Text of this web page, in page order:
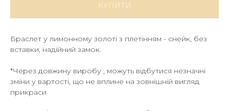
КУПИТИ
Браслет у лимонному золоті з плетінням - снейк, без
вставки, надійний замок.
*Через довжину виробу , можуть відбутися незначні
зміни у вартості, що не вплине на зовнішній вигляд
прикраси